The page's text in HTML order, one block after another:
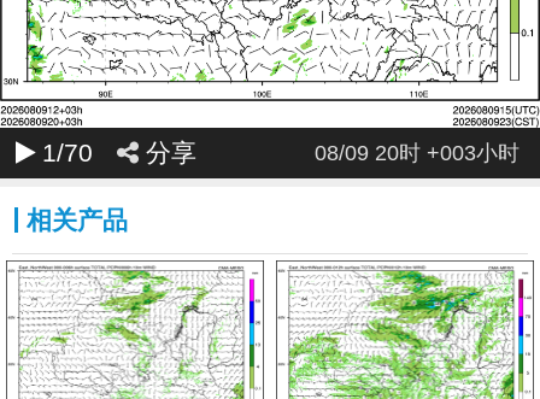
059 060 061 062 063 064 065 066
067 068 069 070 071 072
1/70 分享 08/09 20时 +003小时
相关产品